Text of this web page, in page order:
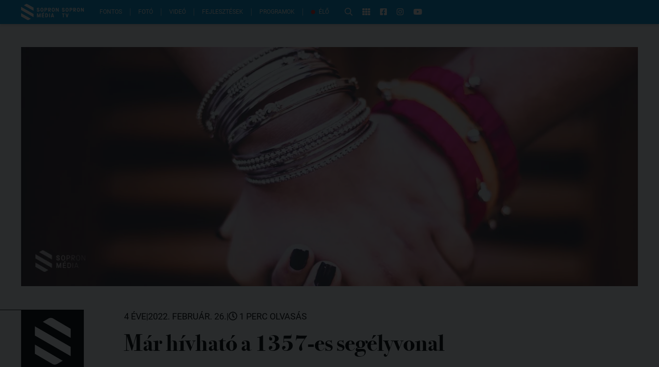
FONTOS FOTÓ VIDEÓ FEJLESZTÉSEK PROGRAMOK ÉLŐ
4 ÉVE|2022. FEBRUÁR. 26.| 1 PERC OLVASÁS
Már hívható a 1357-es segélyvonal